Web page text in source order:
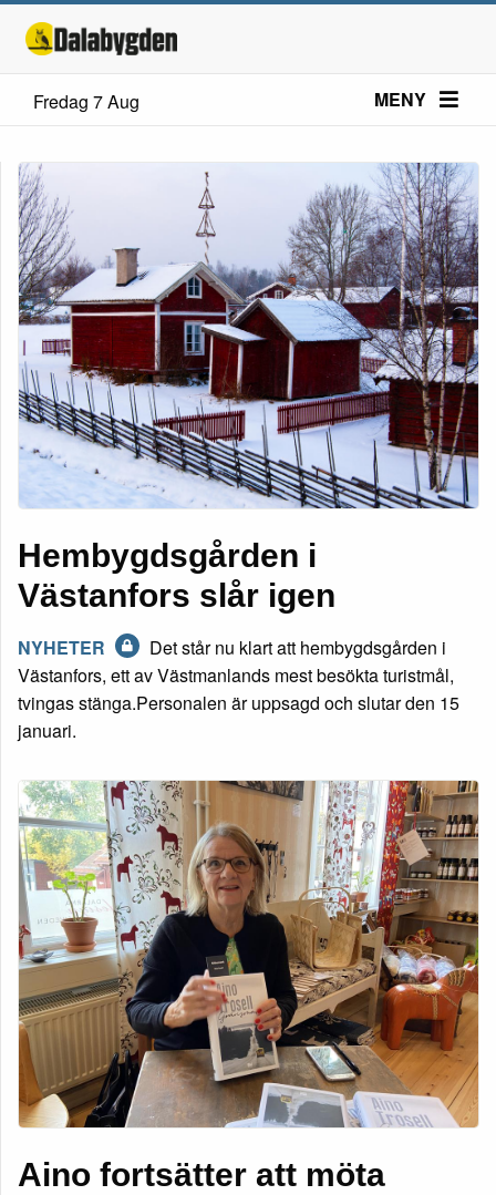
Fredag 7 Aug MENY
Hembygdsgården i
Västanfors slår igen
NYHETER
Det står nu klart att hembygdsgården i
Västanfors, ett av Västmanlands mest besökta turistmål,
tvingas stänga.Personalen är uppsagd och slutar den 15
januari.
Aino fortsätter att möta